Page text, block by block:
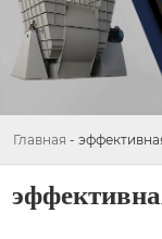
Главная -